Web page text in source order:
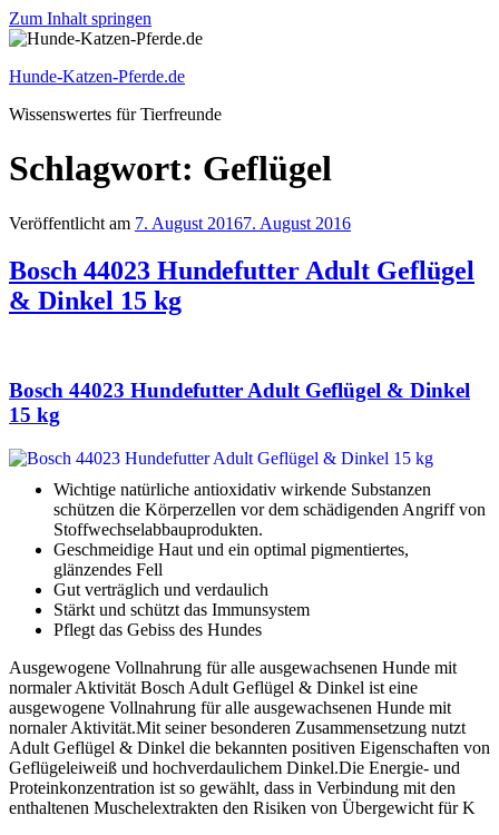
Zum Inhalt springen
Hunde-Katzen-Pferde.de
Wissenswertes für Tierfreunde
Schlagwort: Geflügel
Veröffentlicht am 7. August 20167. August 2016
Bosch 44023 Hundefutter Adult Geflügel
& Dinkel 15 kg
Bosch 44023 Hundefutter Adult Geflügel & Dinkel
15 kg
Wichtige natürliche antioxidativ wirkende Substanzen
schützen die Körperzellen vor dem schädigenden Angriff von
Stoffwechselabbauprodukten.
Geschmeidige Haut und ein optimal pigmentiertes,
glänzendes Fell
Gut verträglich und verdaulich
Stärkt und schützt das Immunsystem
Pflegt das Gebiss des Hundes
Ausgewogene Vollnahrung für alle ausgewachsenen Hunde mit
normaler Aktivität Bosch Adult Geflügel & Dinkel ist eine
ausgewogene Vollnahrung für alle ausgewachsenen Hunde mit
nornaler Aktivität.Mit seiner besonderen Zusammensetzung nutzt
Adult Geflügel & Dinkel die bekannten positiven Eigenschaften von
Geflügeleiweiß und hochverdaulichem Dinkel.Die Energie- und
Proteinkonzentration ist so gewählt, dass in Verbindung mit den
enthaltenen Muschelextrakten den Risiken von Übergewicht für K